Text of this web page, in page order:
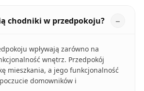
chodniki w przedpokoju?
wpływają zarówno na
wnętrz. Przedpokój
mieszkania, a jego funkcjonalność
domowników i